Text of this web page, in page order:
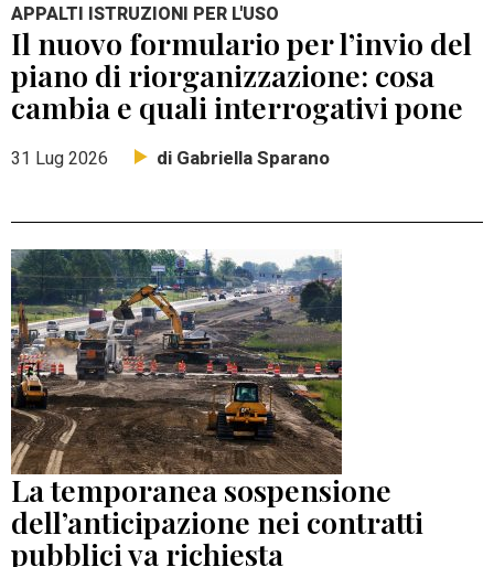
APPALTI ISTRUZIONI PER L'USO
Il nuovo formulario per l’invio del
piano di riorganizzazione: cosa
cambia e quali interrogativi pone
31 Lug 2026 di Gabriella Sparano
La temporanea sospensione
dell’anticipazione nei contratti
pubblici va richiesta